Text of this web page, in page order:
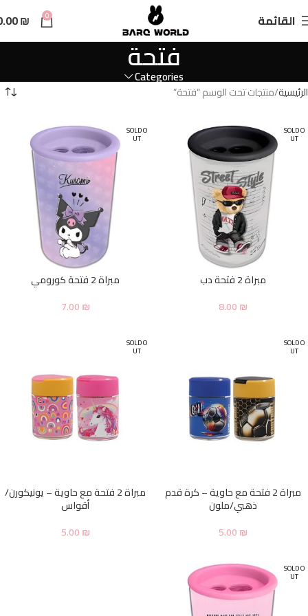
القائمة 0
₪
فتحة
Categories
الرئيسية منتجات تحت الوسم “فتحة”
SOLD O
UT
مبراة 2 فتحة دب
8.00₪
SOLD O
UT
مبراة 2 فتحة كورومي
7.00₪
SOLD O
UT
مبراة 2 فتحة مع حاوية – كرة قدم
ذهبي/ملون
5.00₪
SOLD O
UT
مبراة 2 فتحة مع حاوية – يونيكورن/
أقواس
5.00₪
SOLD O
UT